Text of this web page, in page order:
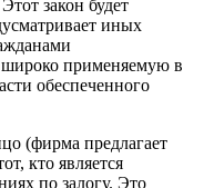
закон будет
иных
широко применяемую в
обеспеченного
(фирма предлагает
кто является
по залогу. Это